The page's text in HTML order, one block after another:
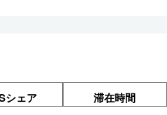
シェア 滞在時間